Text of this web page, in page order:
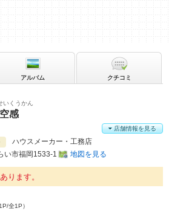
いくうかん
感
ハウスメーカー・工務店
い市福岡1533-1 地図を見る
店舗情報を見る
アルバム クチコミ
ります。
1P/全1P）